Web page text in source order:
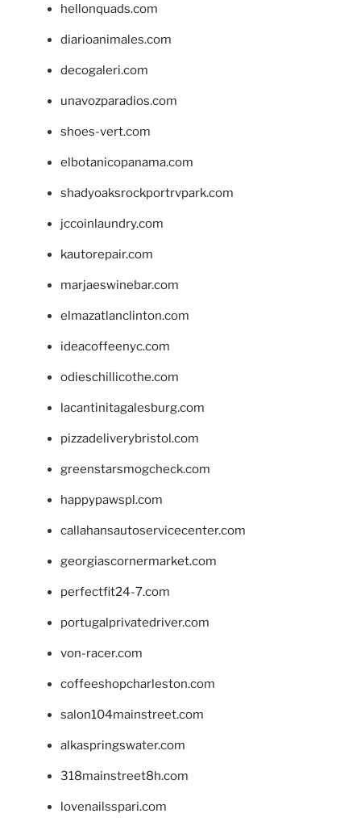
hellonquads.com
diarioanimales.com
decogaleri.com
unavozparadios.com
shoes-vert.com
elbotanicopanama.com
shadyoaksrockportrvpark.com
jccoinlaundry.com
kautorepair.com
marjaeswinebar.com
elmazatlanclinton.com
ideacoffeenyc.com
odieschillicothe.com
lacantinitagalesburg.com
pizzadeliverybristol.com
greenstarsmogcheck.com
happypawspl.com
callahansautoservicecenter.com
georgiascornermarket.com
perfectfit24-7.com
portugalprivatedriver.com
von-racer.com
coffeeshopcharleston.com
salon104mainstreet.com
alkaspringswater.com
318mainstreet8h.com
lovenailsspari.com